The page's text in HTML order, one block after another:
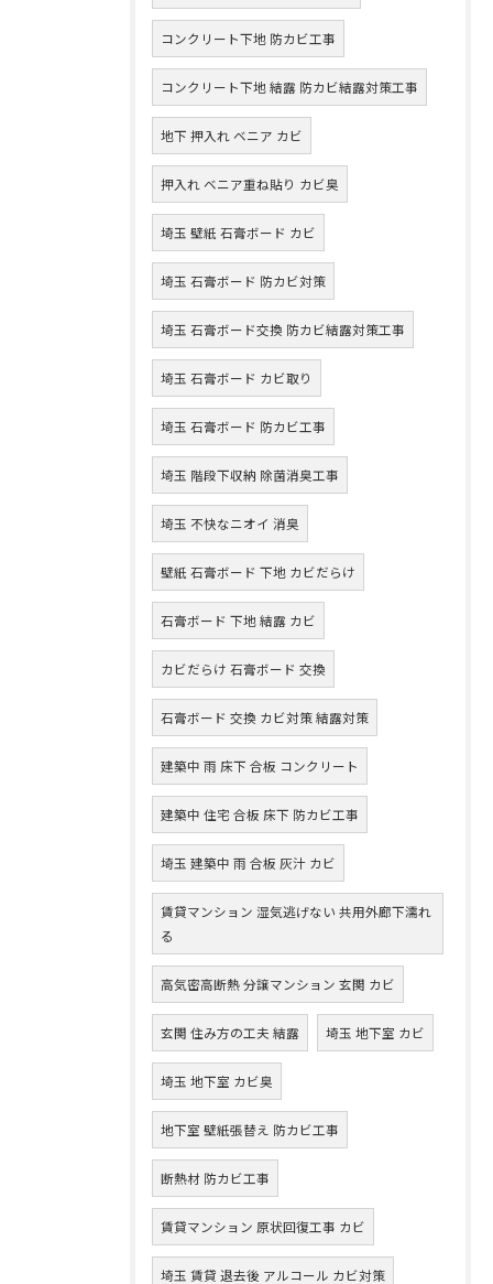
コンクリート下地 防カビ工事
コンクリート下地 結露 防カビ結露対策工事
地下 押入れ ベニア カビ
押入れ ベニア重ね貼り カビ臭
埼玉 壁紙 石膏ボード カビ
埼玉 石膏ボード 防カビ対策
埼玉 石膏ボード交換 防カビ結露対策工事
埼玉 石膏ボード カビ取り
埼玉 石膏ボード 防カビ工事
埼玉 階段下収納 除菌消臭工事
埼玉 不快なニオイ 消臭
壁紙 石膏ボード 下地 カビだらけ
石膏ボード 下地 結露 カビ
カビだらけ 石膏ボード 交換
石膏ボード 交換 カビ対策 結露対策
建築中 雨 床下 合板 コンクリート
建築中 住宅 合板 床下 防カビ工事
埼玉 建築中 雨 合板 灰汁 カビ
賃貸マンション 湿気逃げない 共用外廊下濡れ
る
高気密高断熱 分譲マンション 玄関 カビ
玄関 住み方の工夫 結露 埼玉 地下室 カビ
埼玉 地下室 カビ臭
地下室 壁紙張替え 防カビ工事
断熱材 防カビ工事
賃貸マンション 原状回復工事 カビ
埼玉 賃貸 退去後 アルコール カビ対策